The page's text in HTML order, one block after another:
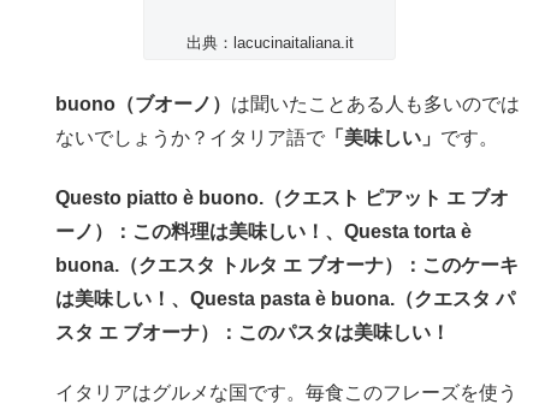
出典：lacucinaitaliana.it
buono（ブオーノ） は聞いたことある人も多いのでは
ないでしょうか？イタリア語で 「美味しい」 です。
Questo piatto è buono.（クエスト ピアット エ ブオ
ーノ）：この料理は美味しい！、Questa torta è
buona.（クエスタ トルタ エ ブオーナ）：このケーキ
は美味しい！、Questa pasta è buona.（クエスタ パ
スタ エ ブオーナ）：このパスタは美味しい！
イタリアはグルメな国です。毎食このフレーズを使う